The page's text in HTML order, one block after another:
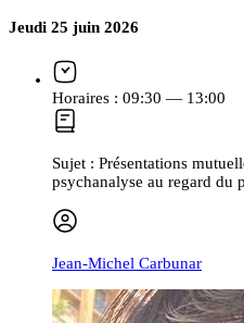
Jeudi 25 juin 2026
Horaires : 09:30 — 13:00
Sujet : Présentations
psychanalyse au regard du
Jean-Michel Carbunar